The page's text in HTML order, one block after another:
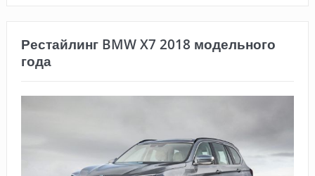
Рестайлинг BMW X7 2018 модельного
года